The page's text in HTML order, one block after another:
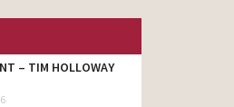
– TIM HOLLOWAY